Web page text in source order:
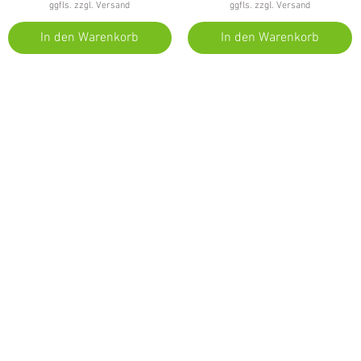
ggfls. zzgl. Versand
In den Warenkorb
ggfls. zzgl. Versand
In den Warenkorb